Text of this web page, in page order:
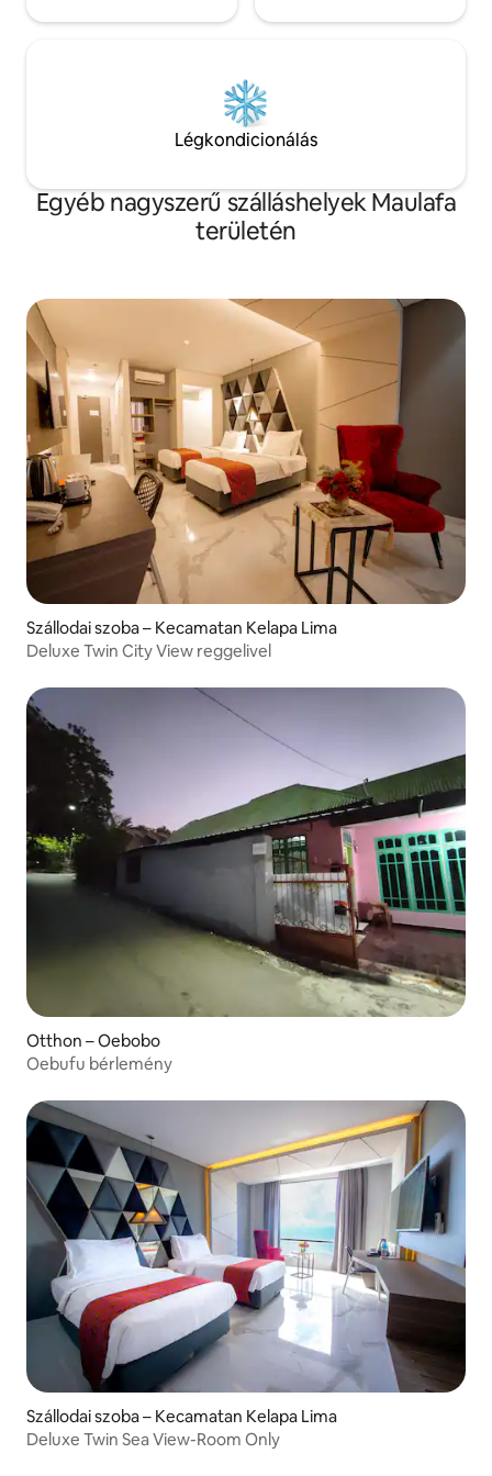
Légkondicionálás
Egyéb nagyszerű szálláshelyek Maulafa
területén
Szállodai szoba – Kecamatan Kelapa Lima
Deluxe Twin City View reggelivel
Otthon – Oebobo
Oebufu bérlemény
Szállodai szoba – Kecamatan Kelapa Lima
Deluxe Twin Sea View-Room Only